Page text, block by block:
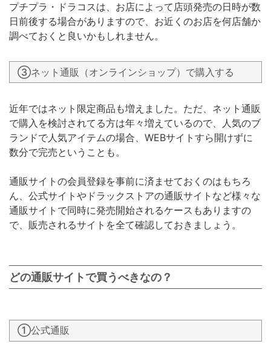
プチプラ・ドラコスは、お店によって店頭発売の日時が数
日前後する場合がありますので、お近くのお店を何店舗か
調べておくと良いかもしれません。
③ネット通販（オンラインショップ）で購入する
近年ではネット限定商品も増えました。ただ、ネット通販
で購入を検討されてる方は年々増えているので、人気のブ
ランドで人気アイテムの場合、WEBサイトすら開けずに
数分で完売ということも。
通販サイトの会員登録を事前に済ませておくのはもちろ
ん、公式サイトやドラックストアの通販サイトなど様々な
通販サイトで同時に発売開始されるケースもありますの
で、販売されるサイトを全て確認しておきましょう。
どの通販サイトで買うべきなの？
①公式通販